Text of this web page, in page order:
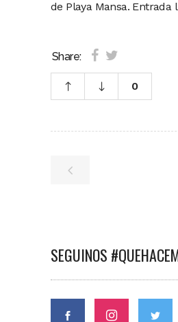
de Playa Mansa. Entrada
Share:
0
SEGUINOS